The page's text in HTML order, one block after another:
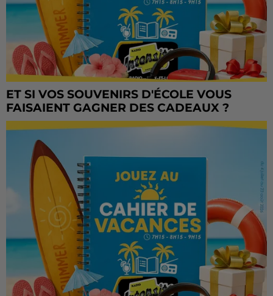
ET SI VOS SOUVENIRS D'ÉCOLE VOUS
FAISAIENT GAGNER DES CADEAUX ?